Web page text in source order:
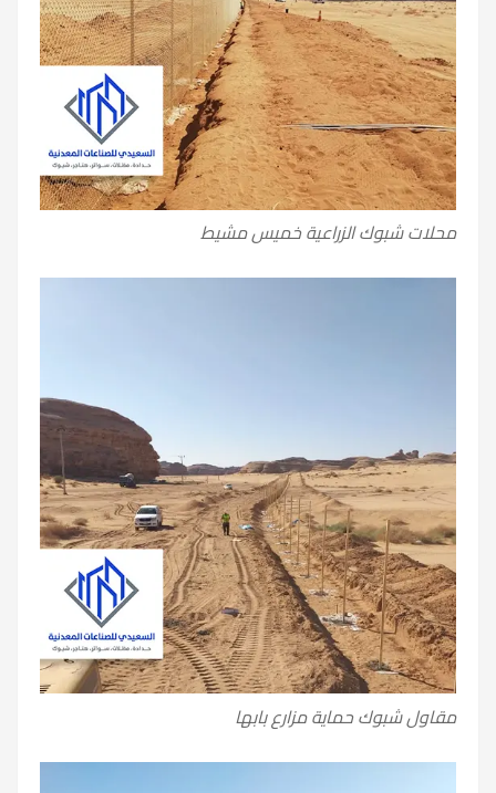
محلات شبوك الزراعية خميس مشيط
مقاول شبوك حماية مزارع بابها